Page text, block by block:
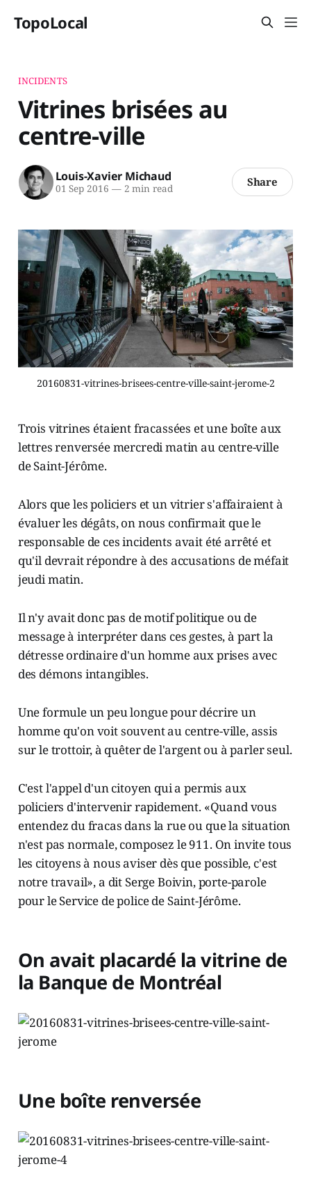
TopoLocal
INCIDENTS
Vitrines brisées au
centre-ville
Louis-Xavier Michaud
01 Sep 2016 —2 min read Share
20160831-vitrines-brisees-centre-ville-saint-jerome-2
Trois vitrines étaient fracassées et une boîte aux
lettres renversée mercredi matin au centre-ville
de Saint-Jérôme.
Alors que les policiers et un vitrier s'affairaient à
évaluer les dégâts, on nous confirmait que le
responsable de ces incidents avait été arrêté et
qu'il devrait répondre à des accusations de méfait
jeudi matin.
Il n'y avait donc pas de motif politique ou de
message à interpréter dans ces gestes, à part la
détresse ordinaire d'un homme aux prises avec
des démons intangibles.
Une formule un peu longue pour décrire un
homme qu'on voit souvent au centre-ville, assis
sur le trottoir, à quêter de l'argent ou à parler seul.
C'est l'appel d'un citoyen qui a permis aux
policiers d'intervenir rapidement. «Quand vous
entendez du fracas dans la rue ou que la situation
n'est pas normale, composez le 911. On invite tous
les citoyens à nous aviser dès que possible, c'est
notre travail», a dit Serge Boivin, porte-parole
pour le Service de police de Saint-Jérôme.
On avait placardé la vitrine de
la Banque de Montréal
Une boîte renversée